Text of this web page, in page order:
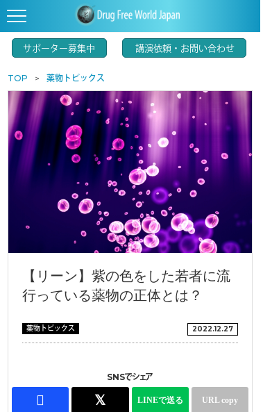
サポーター募集中 講演依頼・お問い合わせ
TOP 薬物トピックス
【リーン】紫の色をした若者に流
行っている薬物の正体とは？
薬物トピックス 2022.12.27
SNSでシェア